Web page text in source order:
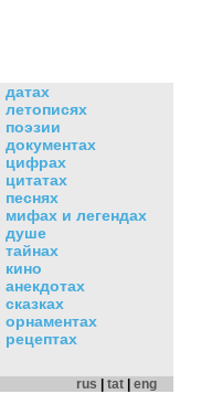
датах
летописях
поэзии
документах
цифрах
цитатах
песнях
мифах и легендах
душе
тайнах
кино
анекдотах
сказках
орнаментах
рецептах
rus tat eng